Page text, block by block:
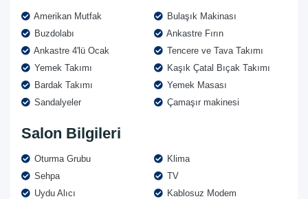
Amerikan Mutfak
Bulaşık Makinası
Buzdolabı
Ankastre Fırın
Ankastre 4'lü Ocak
Tencere ve Tava Takımı
Yemek Takımı
Kaşık Çatal Bıçak Takımı
Bardak Takımı
Yemek Masası
Sandalyeler
Çamaşır makinesi
Salon Bilgileri
Oturma Grubu
Klima
Sehpa
TV
Uydu Alıcı
Kablosuz Modem